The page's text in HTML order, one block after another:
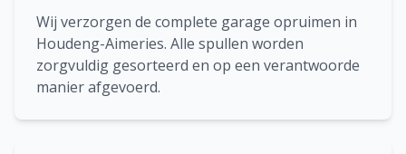
Wij verzorgen de complete garage opruimen in
Houdeng-Aimeries. Alle spullen worden
zorgvuldig gesorteerd en op een verantwoorde
manier afgevoerd.